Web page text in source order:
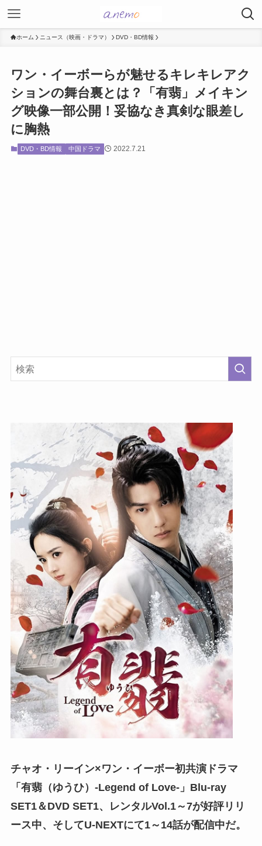
ホーム ニュース（映画・ドラマ） DVD・BD情報
ワン・イーボーらが魅せるキレキレアク
ションの舞台裏とは？「有翡」メイキン
グ映像一部公開！妥協なき真剣な眼差し
に胸熱
DVD・BD情報 中国ドラマ 2022.7.21
チャオ・リーイン×ワン・イーボー初共演ドラマ
「有翡（ゆうひ）-Legend of Love-」Blu-ray
SET1＆DVD SET1、レンタルVol.1～7が好評リリ
ース中、そしてU-NEXTにて1～14話が配信中だ。